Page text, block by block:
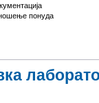
понуда